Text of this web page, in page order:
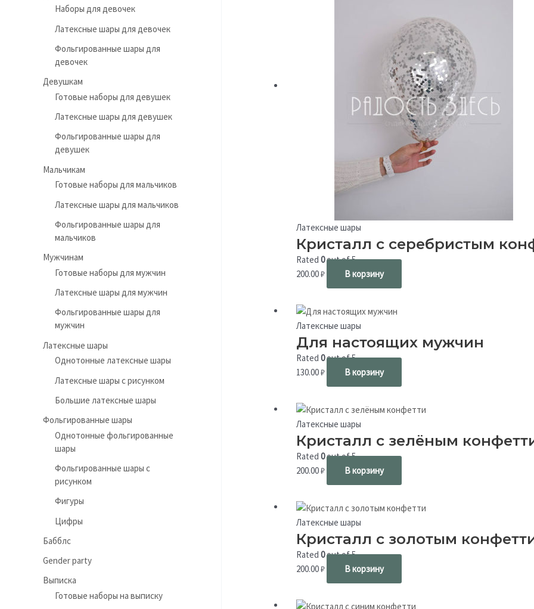
Наборы для девочек
Латексные шары для девочек
Фольгированные шары для
девочек
Девушкам
Готовые наборы для девушек
Латексные шары для девушек
Фольгированные шары для
девушек
Мальчикам
Готовые наборы для мальчиков
Латексные шары для мальчиков
Фольгированные шары для
мальчиков
Мужчинам
Готовые наборы для мужчин
Латексные шары для мужчин
Фольгированные шары для
мужчин
Латексные шары
Однотонные латексные шары
Латексные шары с рисунком
Большие латексные шары
Фольгированные шары
Однотонные фольгированные
шары
Фольгированные шары с
рисунком
Фигуры
Цифры
Бабблс
Gender party
Выписка
Готовые наборы на выписку
Латексные шары
Кристалл с серебристым
Rated 0out of 5
200.00₽ В корзину
Латексные шары
Для настоящих мужчин
Rated 0out of 5
130.00₽ В корзину
Латексные шары
Кристалл с зелёным
Rated 0out of 5
200.00₽ В корзину
Латексные шары
Кристалл с золотым
Rated 0out of 5
200.00₽ В корзину